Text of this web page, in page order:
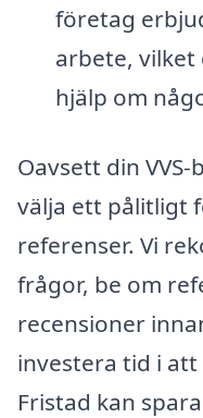
företag
arbete,
hjälp om
Oavsett din
välja ett pålitligt
referenser. Vi
frågor, be om
recensioner
investera tid i att
Fristad kan